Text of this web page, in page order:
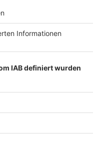
mitzuhelfen,
könnt ihr euch